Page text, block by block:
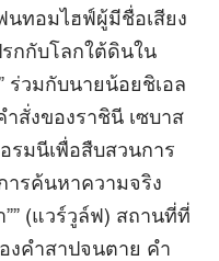
นทอมไฮฟ์ผู้มีชื่อเสียง
กกับโลกใต้ดินใน
ร่วมกับนายน้อยชิเอล
สั่งของราชินี เซบาส
รมนีเพื่อสืบสวนการ
ารค้นหาความจริง
(แวร์วูล์ฟ) สถานที่ที่
งคำสาปจนตาย คำ